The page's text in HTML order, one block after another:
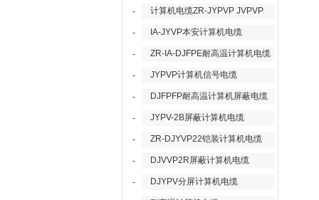
- 计算机电缆ZR-JYPVP JVPVP
- IA-JYVP本安计算机电缆
- ZR-IA-DJFPE耐高温计算机电缆
- JYPVP计算机信号电缆
- DJFPFP耐高温计算机屏蔽电缆
- JYPV-2B屏蔽计算机电缆
- ZR-DJYVP22铠装计算机电缆
- DJVVP2R屏蔽计算机电缆
- DJYPV分屏计算机电缆